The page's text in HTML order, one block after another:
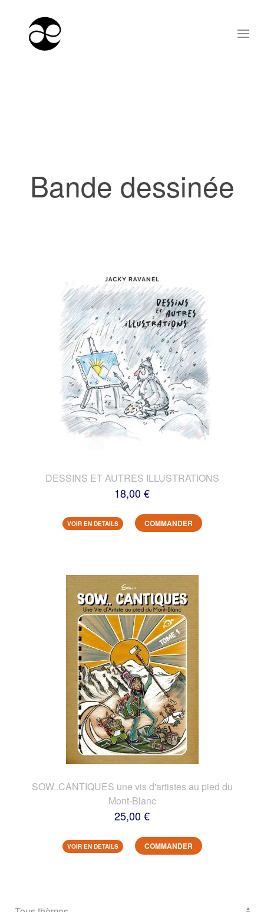
Bande dessinée
DESSINS ET AUTRES ILLUSTRATIONS
18,00 €
VOIR EN DETAILS COMMANDER
SOW..CANTIQUES une vis d'artistes au pied du
Mont-Blanc
25,00 €
VOIR EN DETAILS COMMANDER